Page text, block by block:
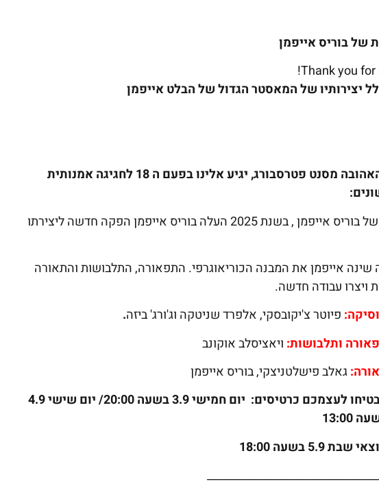
של בוריסאייפמן
Thank you
יצירותיו של המאסטר הגדול של הבלט אייפמן
בלט אייפמן – Ballet Eifman להקת המחול האהובה מסנט פטרסבורג, יגיע אלינו בפעם ה 18 לחגיגה אמנותית
הפקה חדשה ליצירת המופת של בוריס אייפמן , בשנת 2025 העלה בוריס אייפמן הפקה חדשה ליצירתו
אייפמן את המבנה הכוריאוגרפי. התפאורה, התלבושות והתאורה
ויצרו עבודה חדשה.
פיוטר צ'יקובסקי, אלפרד שניטקה וג'ורג' ביזה.
ותלבושות: ויאציסלב אוקונב
גאלב פישלטניצקי, בוריס אייפמן
הבטיחו לעצמכם כרטיסים: יום חמישי 3.9 בשעה 20:00/ יום שישי 4.9
13:00
שבת 5.9 בשעה 18:00